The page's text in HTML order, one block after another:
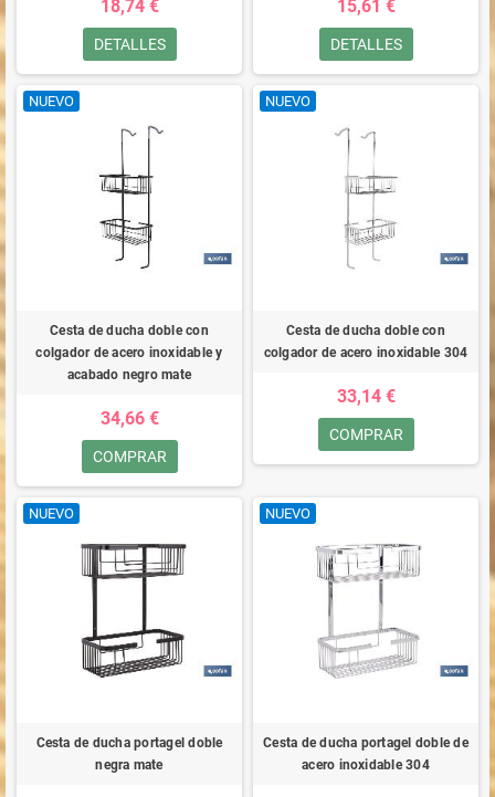
18,74 €
DETALLES
15,61 €
DETALLES
NUEVO
Cesta de ducha doble con
colgador de acero inoxidable y
acabado negro mate
34,66 €
COMPRAR
NUEVO
Cesta de ducha doble con
colgador de acero inoxidable 304
33,14 €
COMPRAR
NUEVO
Cesta de ducha portagel doble
negra mate
NUEVO
Cesta de ducha portagel doble de
acero inoxidable 304